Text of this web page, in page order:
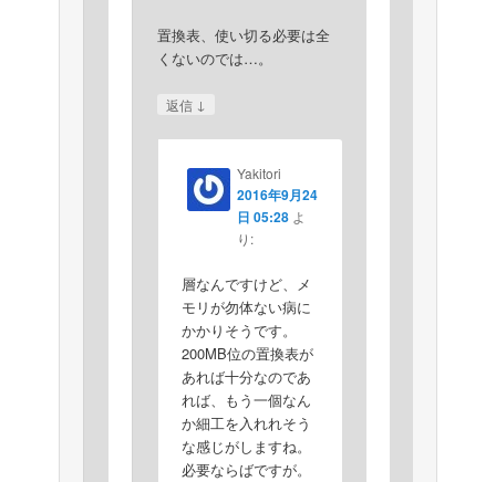
置換表、使い切る必要は全
くないのでは…。
返信 ↓
Yakitori
2016年9月24
日 05:28 よ
り:
層なんですけど、メ
モリが勿体ない病に
かかりそうです。
200MB位の置換表が
あれば十分なのであ
れば、もう一個なん
か細工を入れれそう
な感じがしますね。
必要ならばですが。